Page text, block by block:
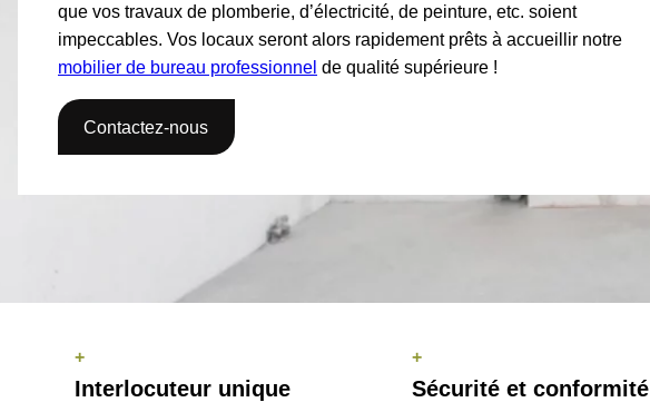
que vos travaux de plomberie, d’électricité, de peinture, etc. soient
impeccables. Vos locaux seront alors rapidement prêts à accueillir notre
mobilier de bureau professionnel de qualité supérieure !
Contactez-nous
+
Interlocuteur unique
+
Sécurité et conformité